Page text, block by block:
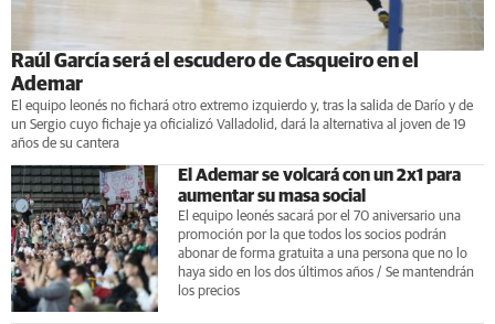
Raúl García será el escudero de Casqueiro en el
Ademar
El equipo leonés no fichará otro extremo izquierdo y, tras la salida de Darío y de
un Sergio cuyo fichaje ya oficializó Valladolid, dará la alternativa al joven de 19
años de su cantera
El Ademar se volcará con un 2x1 para
aumentar su masa social
El equipo leonés sacará por el 70 aniversario una
promoción por la que todos los socios podrán
abonar de forma gratuita a una persona que no lo
haya sido en los dos últimos años / Se mantendrán
los precios